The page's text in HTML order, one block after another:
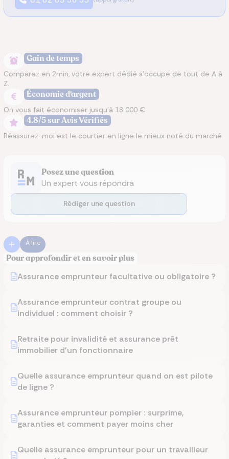
Gain de temps
Comparez en 2min, votre expert dédié s’occupe de tout de A à
Z.
Économie d'argent
On vous fait économiser jusqu’à 18 000 €
4.8/5 sur Avis Vérifiés
Réassurez-moi est le courtier en ligne le mieux noté du marché
Posez une question
Un expert vous répondra
Rédiger une question
À lire
Pour approfondir et en savoir plus
Assurance emprunteur facultative ou obligatoire ?
Assurance emprunteur contrat groupe ou
individuel : comment choisir ?
Retraite pour invalidité et assurance prêt
immobilier d'un fonctionnaire
Quelle assurance emprunteur quand on est pilote
de ligne ?
Assurance emprunteur pompier : surprime,
garanties et comment payer moins cher
Quelle assurance emprunteur pour un travailleur